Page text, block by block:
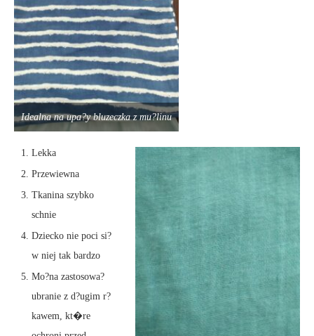
Idealna na upa?y bluzeczka z mu?linu
Lekka
Przewiewna
Tkanina szybko
schnie
Dziecko nie poci si?
w niej tak bardzo
Mo?na zastosowa?
ubranie z d?ugim r?
kawem, kt�re